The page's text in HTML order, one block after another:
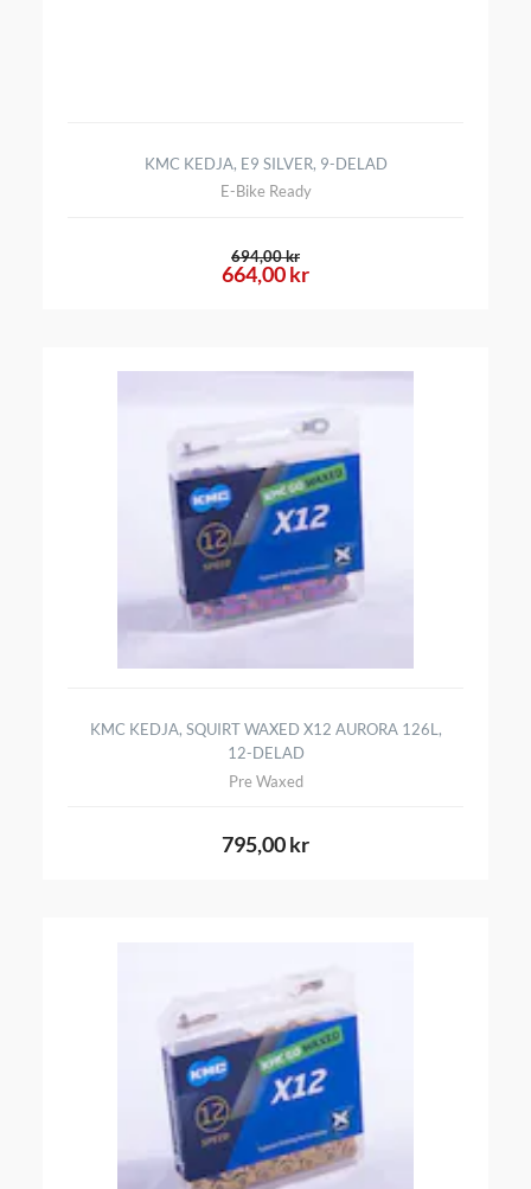
KMC KEDJA, E9 SILVER, 9-DELAD
E-Bike Ready
664,00 kr
694,00 kr
KMC KEDJA, SQUIRT WAXED X12 AURORA 126L,
12-DELAD
Pre Waxed
795,00 kr